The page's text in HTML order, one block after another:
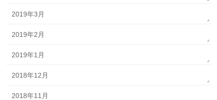
2019年3月
2019年2月
2019年1月
2018年12月
2018年11月